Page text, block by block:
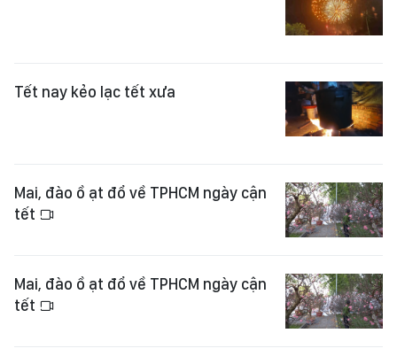
Tết nay kẻo lạc tết xưa
Mai, đào ồ ạt đổ về TPHCM ngày cận
tết
Mai, đào ồ ạt đổ về TPHCM ngày cận
tết